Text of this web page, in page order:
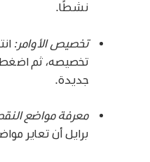
نشطًا.
تخصيص الأوامر:
تخصيصه، ثم اضغط
جديدة.
معرفة مواضع
برايل أن تعاير